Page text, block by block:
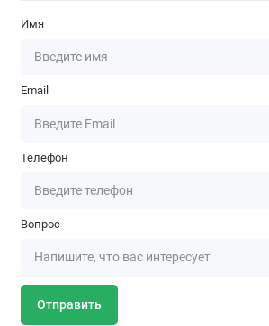
Имя
Email
Телефон
Вопрос
Отправить